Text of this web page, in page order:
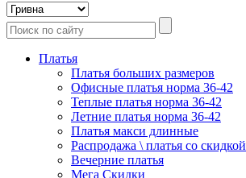
Платья
Платья больших размеров
Офисные платья норма 36-42
Теплые платья норма 36-42
Летние платья норма 36-42
Платья макси длинные
Распродажа \ платья со скидкой
Вечерние платья
Мега Скидки